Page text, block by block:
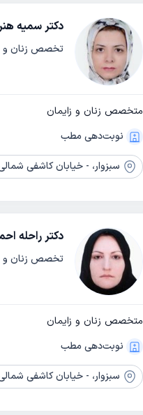
دکتر سمیه
تخصص زنان و
متخصص زنان و زایمان
نوبت‌دهی مطب
سبزوار، - خیابان کاشفی
دکتر راحله
تخصص زنان و
متخصص زنان و زایمان
نوبت‌دهی مطب
سبزوار، - خیابان کاشفی شمالی - کاشفی 12 -